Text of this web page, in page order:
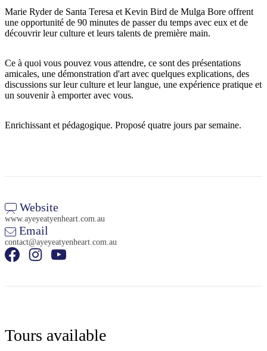
Marie Ryder de Santa Teresa et Kevin Bird de Mulga Bore offrent
une opportunité de 90 minutes de passer du temps avec eux et de
découvrir leur culture et leurs talents de première main.
Ce à quoi vous pouvez vous attendre, ce sont des présentations
amicales, une démonstration d'art avec quelques explications, des
discussions sur leur culture et leur langue, une expérience pratique et
un souvenir à emporter avec vous.
Enrichissant et pédagogique. Proposé quatre jours par semaine.
Website
www.ayeyeatyenheart.com.au
Email
contact@ayeyeatyenheart.com.au
Tours available